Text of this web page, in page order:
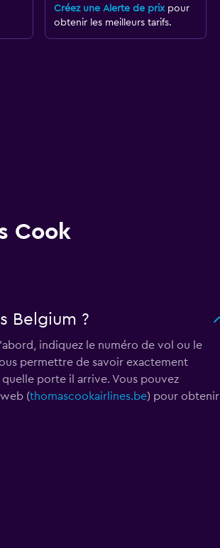
Créez une Alerte de prixpour
obtenir les meilleurs tarifs.
Cook
Belgium ?
indiquez le numéro de vol ou le
permettre de savoir exactement
porte il arrive. Vous pouvez
(thomascookairlines.be) pour obtenir